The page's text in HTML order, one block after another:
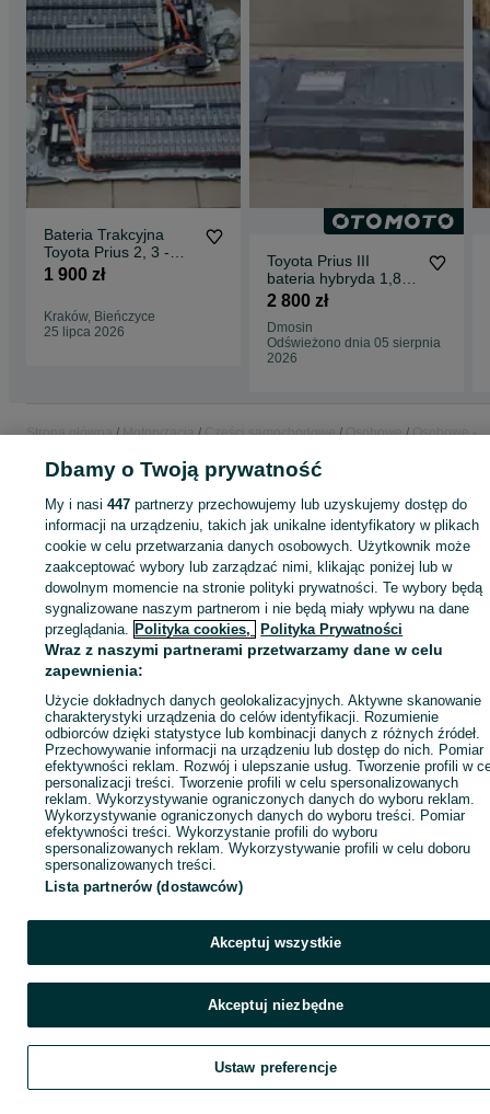
Bateria Trakcyjna
Toyota Prius 2, 3 -
Gwarancja 6-24mcy
1 900 zł
Kraków, Bieńczyce
25 lipca 2026
Toyota Prius III
bateria hybryda 1,8
G9280-76010
2 800 zł
Dmosin
Odświeżono dnia 05 sierpnia
2026
Strona główna Motoryzacja Części samochodowe Osobowe
Osobowe -
KATEGORIA
ID:894053019 Wyświetlenia:
Zadzwoń / SMS Wyślij wiadomość
Dbamy o Twoją prywatność
My i nasi447 partnerzy przechowujemy lub uzyskujemy dostęp do
informacji na urządzeniu, takich jak unikalne identyfikatory w plikach
cookie w celu przetwarzania danych osobowych. Użytkownik może
zaakceptować wybory lub zarządzać nimi, klikając poniżej lub w
dowolnym momencie na stronie polityki prywatności. Te wybory będą
sygnalizowane naszym partnerom i nie będą miały wpływu na dane
przeglądania. Polityka cookies, Polityka Prywatności
Wraz z naszymi partnerami przetwarzamy dane w celu
zapewnienia:
Użycie dokładnych danych geolokalizacyjnych. Aktywne skanowanie
charakterystyki urządzenia do celów identyfikacji. Rozumienie
odbiorców dzięki statystyce lub kombinacji danych z różnych źródeł.
Przechowywanie informacji na urządzeniu lub dostęp do nich. Pomiar
efektywności reklam. Rozwój i ulepszanie usług. Tworzenie profili w
personalizacji treści. Tworzenie profili w celu spersonalizowanych
reklam. Wykorzystywanie ograniczonych danych do wyboru reklam.
Wykorzystywanie ograniczonych danych do wyboru treści. Pomiar
efektywności treści. Wykorzystanie profili do wyboru
spersonalizowanych reklam. Wykorzystywanie profili w celu doboru
spersonalizowanych treści.
Lista partnerów (dostawców)
Akceptuj wszystkie
Akceptuj niezbędne
Ustaw preferencje